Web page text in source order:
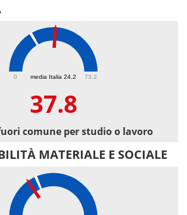
media Italia 24.2
0 73.2
37.8
comune per studio o lavoro
MATERIALE E SOCIALE